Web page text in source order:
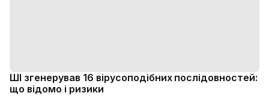
ШІ згенерував 16 вірусоподібних послідовностей:
що відомо і ризики